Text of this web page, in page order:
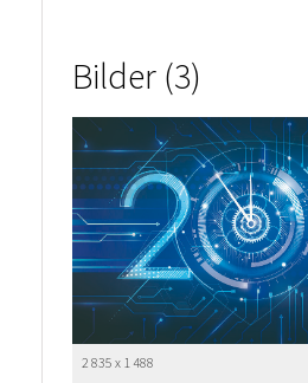
Bilder (3)
2 835 x 1 488